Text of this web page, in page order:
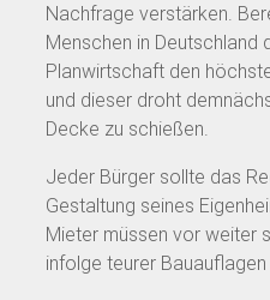
Nachfrage verstärken.
Menschen in Deutschland
Planwirtschaft den
und dieser droht
Decke zu schießen.
Jeder Bürger sollte das
Gestaltung seines
Mieter müssen vor weiter
infolge teurer